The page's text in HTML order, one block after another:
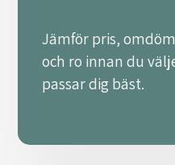
Jämför pris,
och ro innan du
passar dig bäst.